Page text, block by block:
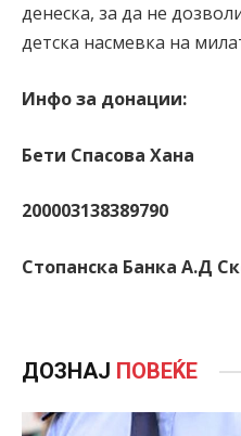
денеска, за да не
детска насмевка на
Инфо за донации:
Бети Спасова Хана
200003138389790
Стопанска Банка А.Д
ДОЗНАЈ ПОВЕЌЕ